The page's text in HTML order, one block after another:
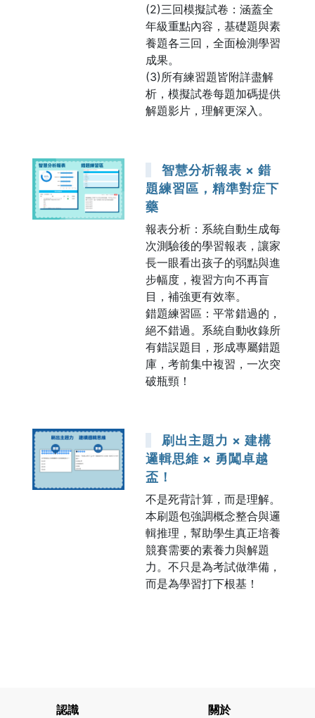
(2)三回模擬試卷：涵蓋全
年級重點內容，基礎題與素
養題各三回，全面檢測學習
成果。
(3)所有練習題皆附詳盡解
析，模擬試卷每題加碼提供
解題影片，理解更深入。
智慧分析報表 × 錯
題練習區，精準對症下
藥
報表分析：系統自動生成每
次測驗後的學習報表，讓家
長一眼看出孩子的弱點與進
步幅度，複習方向不再盲
目，補強更有效率。
錯題練習區：平常錯過的，
絕不錯過。系統自動收錄所
有錯誤題目，形成專屬錯題
庫，考前集中複習，一次突
破瓶頸！
刷出主題力 × 建構
邏輯思維 × 勇闖卓越
盃！
不是死背計算，而是理解。
本刷題包強調概念整合與邏
輯推理，幫助學生真正培養
競賽需要的素養力與解題
力。不只是為考試做準備，
而是為學習打下根基！
認識 關於